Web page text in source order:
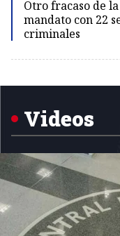
Otro fracaso de
mandato con 22
criminales
1
Videos